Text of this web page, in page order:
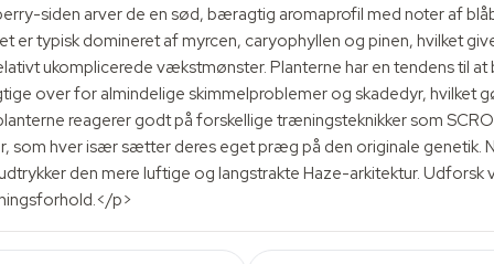
siden arver de en sød, bæragtig aromaprofil med noter af
typisk domineret af myrcen, caryophyllen og pinen, hvilket
ukomplicerede vækstmønster. Planterne har en tendens til
over for almindelige skimmelproblemer og skadedyr, hvilket
reagerer godt på forskellige træningsteknikker som
som hver især sætter deres eget præg på den originale
den mere luftige og langstrakte Haze-arkitektur. Udforsk
p>